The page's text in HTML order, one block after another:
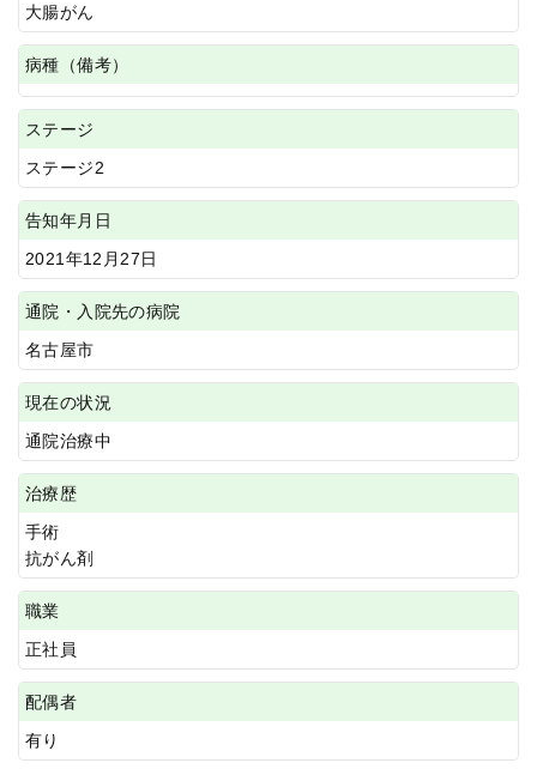
大腸がん
病種（備考）
ステージ
ステージ2
告知年月日
2021年12月27日
通院・入院先の病院
名古屋市
現在の状況
通院治療中
治療歴
手術
抗がん剤
職業
正社員
配偶者
有り